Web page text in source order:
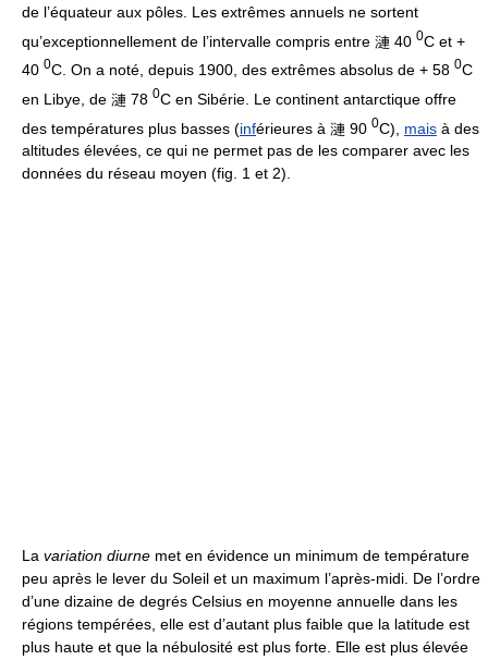
de l’équateur aux pôles. Les extrêmes annuels ne sortent
qu’exceptionnellement de l’intervalle compris entre 漣 40 0C et +
40 0C. On a noté, depuis 1900, des extrêmes absolus de + 58 0C
en Libye, de 漣 78 0C en Sibérie. Le continent antarctique offre
des températures plus basses (inférieures à 漣 90 0C), mais à des
altitudes élevées, ce qui ne permet pas de les comparer avec les
données du réseau moyen (fig. 1 et 2).
La variation diurne met en évidence un minimum de température
peu après le lever du Soleil et un maximum l’après-midi. De l’ordre
d’une dizaine de degrés Celsius en moyenne annuelle dans les
régions tempérées, elle est d’autant plus faible que la latitude est
plus haute et que la nébulosité est plus forte. Elle est plus élevée